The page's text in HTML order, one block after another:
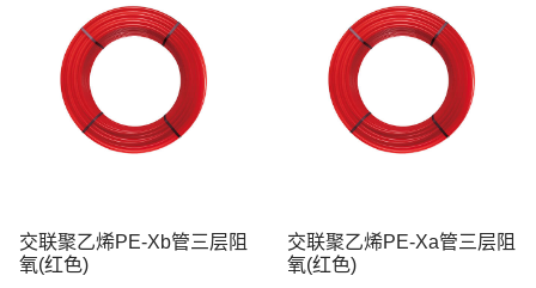
交联聚乙烯PE-Xb管三层阻
氧(红色)
交联聚乙烯PE-Xa管三层阻
氧(红色)